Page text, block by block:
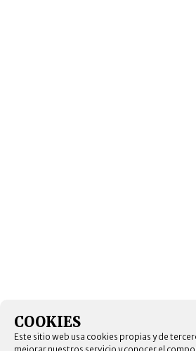
COOKIES
Este sitio web usa cookies propias y de